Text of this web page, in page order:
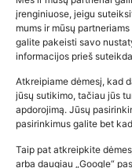
įrenginiuose, jeigu
mums ir mūsų
galite pakeisti savo
informacijos prieš
Atkreipiame dėmesį, kad
jūsų sutikimo, tačiau jūs
apdorojimą. Jūsų
pasirinkimus galite bet
Taip pat atkreipkite
arba daugiau „Google“
kūdikių
2026-02-22